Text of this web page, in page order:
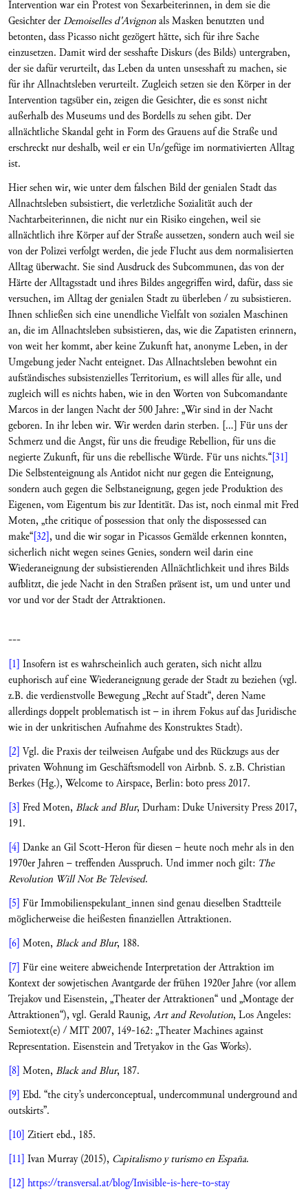
Intervention war ein Protest von Sexarbeiterinnen, in dem sie die
Gesichter derDemoiselles d'Avignonals Masken benutzten und
betonten, dass Picasso nicht gezögert hätte, sich für ihre Sache
einzusetzen. Damit wird der sesshafte Diskurs (des Bilds) untergraben,
der sie dafür verurteilt, das Leben da unten unsesshaft zu machen, sie
für ihr Allnachtsleben verurteilt. Zugleich setzen sie den Körper in der
Intervention tagsüber ein, zeigen die Gesichter, die es sonst nicht
außerhalb des Museums und des Bordells zu sehen gibt. Der
allnächtliche Skandal geht in Form des Grauens auf die Straße und
erschreckt nur deshalb, weil er ein Un/gefüge im normativierten Alltag
ist.
Hier sehen wir, wie unter dem falschen Bild der genialen Stadt das
Allnachtsleben subsistiert, die verletzliche Sozialität auch der
Nachtarbeiterinnen, die nicht nur ein Risiko eingehen, weil sie
allnächtlich ihre Körper auf der Straße aussetzen, sondern auch weil sie
von der Polizei verfolgt werden, die jede Flucht aus dem normalisierten
Alltag überwacht. Sie sind Ausdruck des Subcommunen, das von der
Härte der Alltagsstadt und ihres Bildes angegriffen wird, dafür, dass sie
versuchen, im Alltag der genialen Stadt zu überleben / zu subsistieren.
Ihnen schließen sich eine unendliche Vielfalt von sozialen Maschinen
an, die im Allnachtsleben subsistieren, das, wie die Zapatisten erinnern,
von weit her kommt, aber keine Zukunft hat, anonyme Leben, in der
Umgebung jeder Nacht enteignet. Das Allnachtsleben bewohnt ein
aufständisches subsistenzielles Territorium, es will alles für alle, und
zugleich will es nichts haben, wie in den Worten von Subcomandante
Marcos in der langen Nacht der 500 Jahre: „Wir sind in der Nacht
geboren. In ihr leben wir. Wir werden darin sterben. [...] Für uns der
Schmerz und die Angst, für uns die freudige Rebellion, für uns die
negierte Zukunft, für uns die rebellische Würde. Für uns nichts.“[31]
Die Selbstenteignung als Antidot nicht nur gegen die Enteignung,
sondern auch gegen die Selbstaneignung, gegen jede Produktion des
Eigenen, vom Eigentum bis zur Identität. Das ist, noch einmal mit Fred
Moten, „the critique of possession that only the dispossessed can
make“[32], und die wir sogar in Picassos Gemälde erkennen konnten,
sicherlich nicht wegen seines Genies, sondern weil darin eine
Wiederaneignung der subsistierenden Allnächtlichkeit und ihres Bilds
aufblitzt, die jede Nacht in den Straßen präsent ist, um und unter und
vor und vor der Stadt der Attraktionen.
---
[1] Insofern ist es wahrscheinlich auch geraten, sich nicht allzu
euphorisch auf eine Wiederaneignung gerade der Stadt zu beziehen (vgl.
z.B. die verdienstvolle Bewegung „Recht auf Stadt“, deren Name
allerdings doppelt problematisch ist – in ihrem Fokus auf das Juridische
wie in der unkritischen Aufnahme des Konstruktes Stadt).
[2] Vgl. die Praxis der teilweisen Aufgabe und des Rückzugs aus der
privaten Wohnung im Geschäftsmodell von Airbnb. S. z.B. Christian
Berkes (Hg.), Welcome to Airspace, Berlin: boto press 2017.
[3] Fred Moten, Black and Blur, Durham: Duke University Press 2017,
191.
[4] Danke an Gil Scott-Heron für diesen – heute noch mehr als in den
1970er Jahren – treffenden Ausspruch. Und immer noch gilt: The
Revolution Will Not Be Televised.
[5] Für Immobilienspekulant_innen sind genau dieselben Stadtteile
möglicherweise die heißesten finanziellen Attraktionen.
[6] Moten, Black and Blur, 188.
[7] Für eine weitere abweichende Interpretation der Attraktion im
Kontext der sowjetischen Avantgarde der frühen 1920er Jahre (vor allem
Trejakov und Eisenstein, „Theater der Attraktionen“ und „Montage der
Attraktionen“), vgl. Gerald Raunig, Art and Revolution, Los Angeles:
Semiotext(e) / MIT 2007, 149-162: „Theater Machines against
Representation. Eisenstein and Tretyakov in the Gas Works).
[8] Moten, Black and Blur, 187.
[9] Ebd. “the city’s underconceptual, undercommunal underground and
outskirts”.
[10] Zitiert ebd., 185.
[11] Ivan Murray (2015), Capitalismo y turismo en España.
[12] https://transversal.at/blog/Invisible-is-here-to-stay